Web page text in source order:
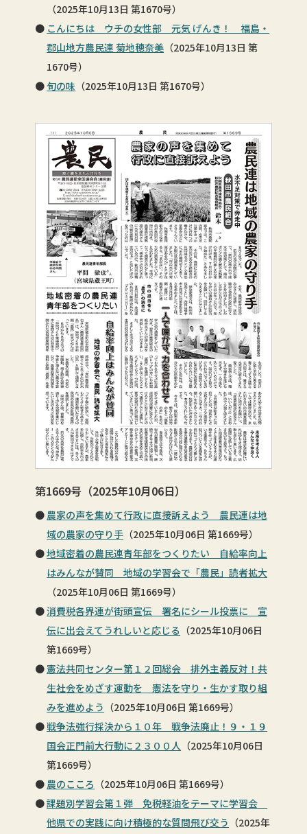
（2025年10月13日 第1670号）
こんにちは ウチの女性部 元気 げんき！ 福島・
郡山地方農民連 菊地穂奈美 （2025年10月13日 第
1670号）
旬の味 （2025年10月13日 第1670号）
第1669号（2025年10月06日）
農家の声を集めて行政に直接訴えよう 農民連は地
域の農家の守り手 （2025年10月06日 第1669号）
地域密着の農民連青年部をつくりたい 自給率向上
はみんなが賛同 地域の学習会で「農民」読者拡大
（2025年10月06日 第1669号）
消費税各界連が街頭宣伝 署名にシール投票に 宣
伝に出会えてうれしいと応じる （2025年10月06日
第1669号）
憲法共同センター第１２回総会 排外主義反対！共
生社会をめざす運動を 憲法を守り・生かす取り組
みを進めよう （2025年10月06日 第1669号）
戦争法強行採決から１０年 戦争法廃止！９・１９
国会正門前大行動に２３００人 （2025年10月06日
第1669号）
農のこころ （2025年10月06日 第1669号）
課題別学習会第１弾 免税軽油をテーマに学習会
他県での実践に向け積極的な質問飛び交う （2025年